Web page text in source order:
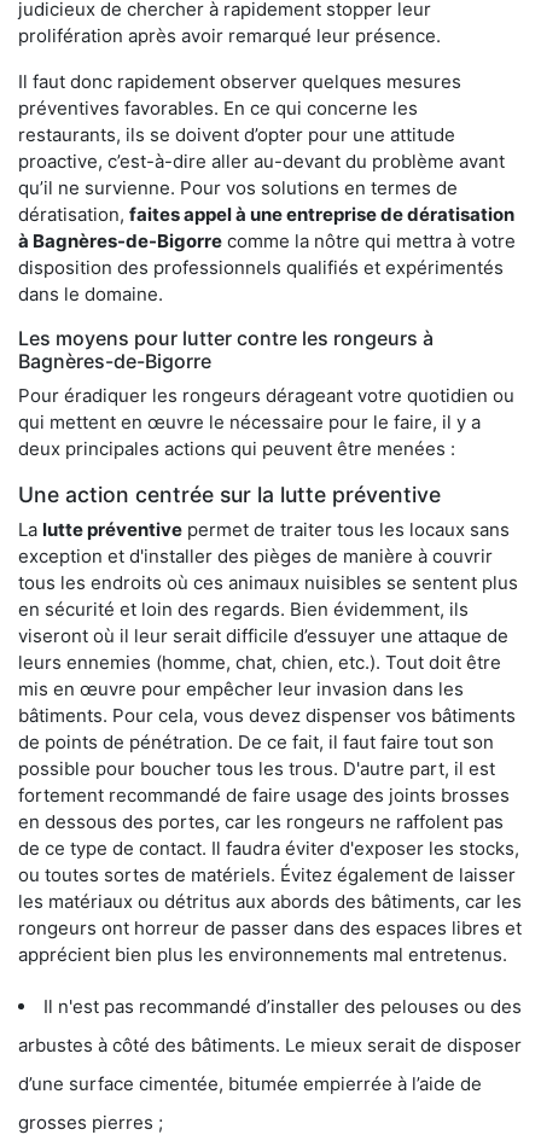
judicieux de chercher à rapidement stopper leur
prolifération après avoir remarqué leur présence.
Il faut donc rapidement observer quelques mesures
préventives favorables. En ce qui concerne les
restaurants, ils se doivent d’opter pour une attitude
proactive, c’est-à-dire aller au-devant du problème avant
qu’il ne survienne. Pour vos solutions en termes de
dératisation, faites appel à une entreprise de dératisation
à Bagnères-de-Bigorre comme la nôtre qui mettra à votre
disposition des professionnels qualifiés et expérimentés
dans le domaine.
Les moyens pour lutter contre les rongeurs à
Bagnères-de-Bigorre
Pour éradiquer les rongeurs dérageant votre quotidien ou
qui mettent en œuvre le nécessaire pour le faire, il y a
deux principales actions qui peuvent être menées :
Une action centrée sur la lutte préventive
La lutte préventive permet de traiter tous les locaux sans
exception et d'installer des pièges de manière à couvrir
tous les endroits où ces animaux nuisibles se sentent plus
en sécurité et loin des regards. Bien évidemment, ils
viseront où il leur serait difficile d’essuyer une attaque de
leurs ennemies (homme, chat, chien, etc.). Tout doit être
mis en œuvre pour empêcher leur invasion dans les
bâtiments. Pour cela, vous devez dispenser vos bâtiments
de points de pénétration. De ce fait, il faut faire tout son
possible pour boucher tous les trous. D'autre part, il est
fortement recommandé de faire usage des joints brosses
en dessous des portes, car les rongeurs ne raffolent pas
de ce type de contact. Il faudra éviter d'exposer les stocks,
ou toutes sortes de matériels. Évitez également de laisser
les matériaux ou détritus aux abords des bâtiments, car les
rongeurs ont horreur de passer dans des espaces libres et
apprécient bien plus les environnements mal entretenus.
Il n'est pas recommandé d’installer des pelouses ou des
arbustes à côté des bâtiments. Le mieux serait de disposer
d’une surface cimentée, bitumée empierrée à l’aide de
grosses pierres ;